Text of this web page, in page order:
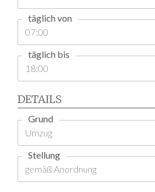
täglich von
täglich bis
DETAILS
Grund
Stellung